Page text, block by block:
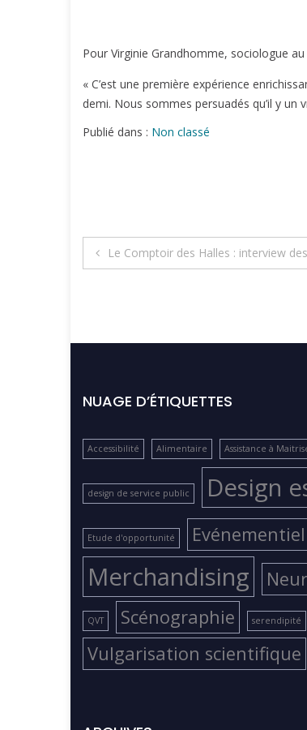
Pour Virginie Grandhomme, sociologue
« C’est une première expérience
demi. Nous sommes persuadés qu’il y
Publié dans : Non classé
Navigation
Le Comptoir des Halles : interview
NUAGE D’ÉTIQUETTES
Accessibilité Alimentaire Assistance à
design de service public Design
Etude d'opportunité Evénementiel
Merchandising
QVT Scénographie serendipité
Vulgarisation scientifique